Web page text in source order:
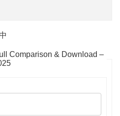
Comparison & Download –